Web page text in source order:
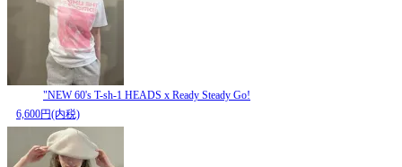
"NEW 60's T-sh-1 HEADS x Ready Steady Go!
6,600円(内税)